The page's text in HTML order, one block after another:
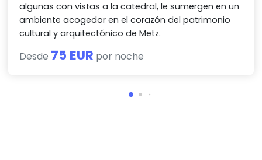
algunas con vistas a la catedral, le sumergen en un
ambiente acogedor en el corazón del patrimonio
cultural y arquitectónico de Metz.
Desde 75 EUR por noche